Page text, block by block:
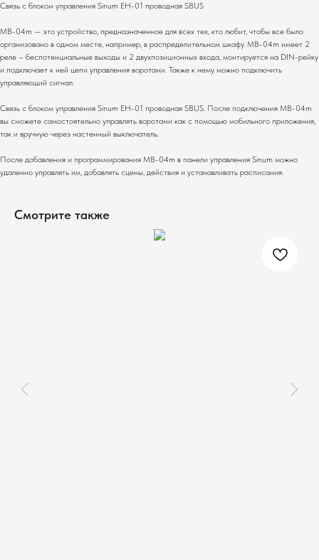
Связь с блоком управления Sinum EH-01 проводная SBUS
MB-04m — это устройство, предназначенное для всех тех, кто любит, чтобы все было
организовано в одном месте, например, в распределительном шкафу. MB-04m имеет 2
реле – беспотенциальные выходы и 2 двухпозиционных входа, монтируется на DIN-рейку
и подключает к ней цепи управления воротами. Также к нему можно подключить
управляющий сигнал.
Связь с блоком управления Sinum EH-01 проводная SBUS. После подключения MB-04m
вы сможете самостоятельно управлять воротами как с помощью мобильного приложения,
так и вручную через настенный выключатель.
После добавления и программирования MB-04m в панели управления Sinum можно
удаленно управлять им, добавлять сцены, действия и устанавливать расписания.
Смотрите также
Расскажите о вашей задаче - инженер подберет